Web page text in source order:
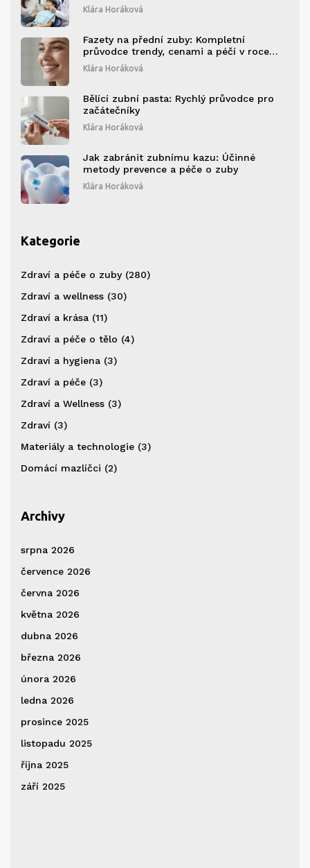
Klára Horáková
Fazety na přední zuby: Kompletní
průvodce trendy, cenami a péčí v roce
2026
Klára Horáková
Bělící zubní pasta: Rychlý průvodce pro
začátečníky
Klára Horáková
Jak zabránit zubnímu kazu: Účinné
metody prevence a péče o zuby
Klára Horáková
Kategorie
Zdraví a péče o zuby (280)
Zdraví a wellness (30)
Zdraví a krása (11)
Zdraví a péče o tělo (4)
Zdraví a hygiena (3)
Zdraví a péče (3)
Zdraví a Wellness (3)
Zdraví (3)
Materiály a technologie (3)
Domácí mazlíčci (2)
Archivy
srpna 2026
července 2026
června 2026
května 2026
dubna 2026
března 2026
února 2026
ledna 2026
prosince 2025
listopadu 2025
října 2025
září 2025